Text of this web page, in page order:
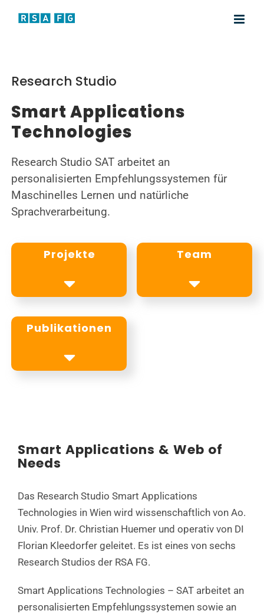
Inhalt
Research Studio
Smart Applications
Technologies
Research Studio SAT arbeitet an
personalisierten Empfehlungssystemen für
Maschinelles Lernen und natürliche
Sprachverarbeitung.
Projekte Team
Publikationen
Smart Applications & Web of
Needs
Das Research Studio Smart Applications
Technologies in Wien wird wissenschaftlich von Ao.
Univ. Prof. Dr. Christian Huemer und operativ von DI
Florian Kleedorfer geleitet. Es ist eines von sechs
Research Studios der RSA FG.
Smart Applications Technologies – SAT arbeitet an
personalisierten Empfehlungssystemen sowie an